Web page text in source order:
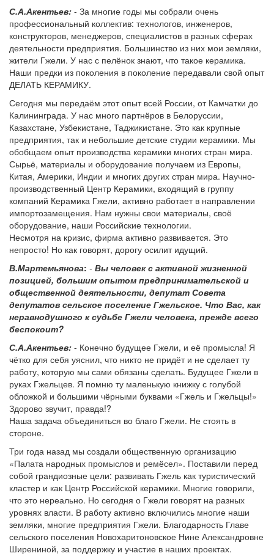
С.А.Акентьев: - За многие годы мы собрали очень
профессиональный коллектив: технологов, инженеров,
конструкторов, менеджеров, специалистов в разных сферах
деятельности предприятия. Большинство из них мои земляки,
жители Гжели. У нас с пелёнок знают, что такое керамика.
Наши предки из поколения в поколение передавали свой опыт
ДЕЛАТЬ КЕРАМИКУ.
Сегодня мы передаём этот опыт всей России, от Камчатки до
Калининграда. У нас много партнёров в Белоруссии,
Казахстане, Узбекистане, Таджикистане. Это как крупные
предприятия, так и небольшие детские студии керамики. Мы
обобщаем опыт производства керамики многих стран мира.
Сырьё, материалы и оборудование получаем из Европы,
Китая, Америки, Индии и многих других стран мира. Научно-
производственный Центр Керамики, входящий в группу
компаний Керамика Гжели, активно работает в направлении
импортозамещения. Нам нужны свои материалы, своё
оборудование, наши Российские технологии.
Несмотря на кризис, фирма активно развивается. Это
непросто! Но как говорят, дорогу осилит идущий.
В.Мартемьянова: - Вы человек с активной жизненной
позицией, большим опытом предпринимательской и
общественной деятельности, депутат Совета
депутатов сельское поселение Гжельское. Что Вас, как
неравнодушного к судьбе Гжели человека, прежде всего
беспокоит?
С.А.Акентьев: - Конечно будущее Гжели, и её промысла! Я
чётко для себя уяснил, что никто не придёт и не сделает ту
работу, которую мы сами обязаны сделать. Будущее Гжели в
руках Гжельцев. Я помню ту маленькую книжку с голубой
обложкой и большими чёрными буквами «Гжель и Гжельцы!»
Здорово звучит, правда!?
Наша задача объединиться во благо Гжели. Не стоять в
стороне.
Три года назад мы создали общественную организацию
«Палата народных промыслов и ремёсел». Поставили перед
собой грандиозные цели: развивать Гжель как туристический
кластер и как Центр Российской керамики. Многие говорили,
что это нереально. Но сегодня о Гжели говорят на разных
уровнях власти. В работу активно включились многие наши
земляки, многие предприятия Гжели. Благодарность Главе
сельского поселения Новохаритоновское Нине Александровне
Ширениной, за поддержку и участие в наших проектах.